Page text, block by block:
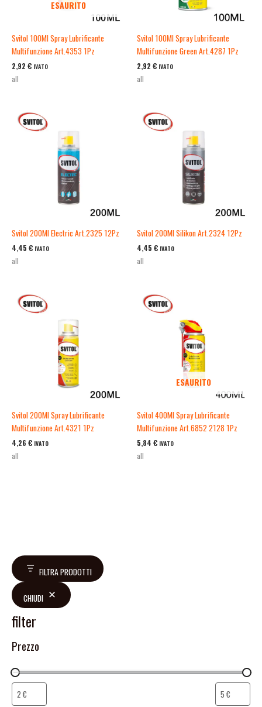
FILTRA PRODOTTI
CHIUDI
filter
Prezzo
ESAURITO
Svitol 100Ml Spray Lubrificante
Multifunzione Art.4353 1Pz
2,92 € IVATO
all
Svitol 100Ml Spray Lubrificante
Multifunzione Green Art.4287 1Pz
2,92 € IVATO
all
Svitol 200Ml Electric Art.2325 12Pz
4,45 € IVATO
all
Svitol 200Ml Silikon Art.2324 12Pz
4,45 € IVATO
all
Svitol 200Ml Spray Lubrificante
Multifunzione Art.4321 1Pz
4,26 € IVATO
all
ESAURITO
Svitol 400Ml Spray Lubrificante
Multifunzione Art.6852 2128 1Pz
5,84 € IVATO
all